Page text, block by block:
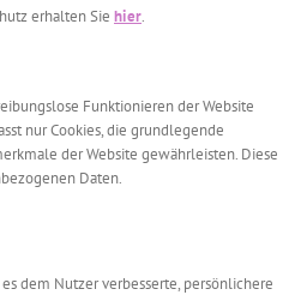
erhalten Sie hier.
Funktionieren der Website
nur Cookies, die grundlegende
der Website gewährleisten. Diese
Daten.
dem Nutzer verbesserte, persönlichere